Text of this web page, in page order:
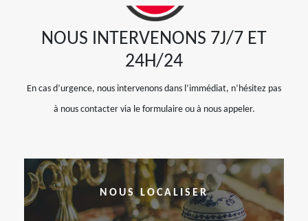
NOUS INTERVENONS 7J/7 ET
24H/24
En cas d’urgence, nous intervenons dans l’immédiat, n’hésitez pas
à nous contacter via le formulaire ou à nous appeler.
NOUS LOCALISER